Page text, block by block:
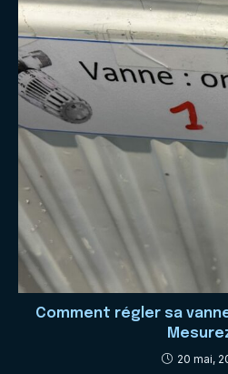
Comment régler sa
20 mai,